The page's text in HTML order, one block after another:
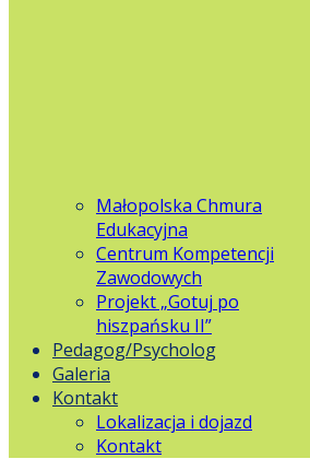
Małopolska Chmura
Edukacyjna
Centrum Kompetencji
Zawodowych
Projekt „Gotuj po
hiszpańsku II”
Pedagog/Psycholog
Galeria
Kontakt
Lokalizacja i dojazd
Kontakt